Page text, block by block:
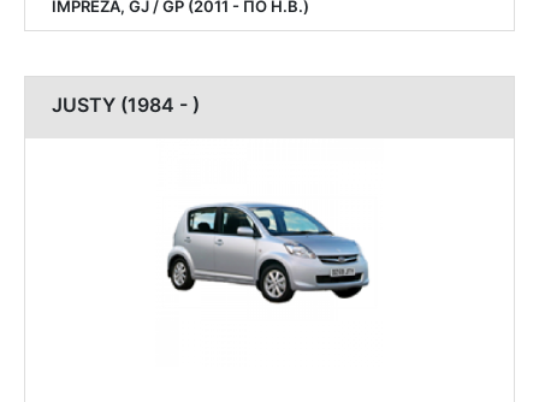
IMPREZA, GJ / GP (2011 - ПО Н.В.)
JUSTY (1984 - )